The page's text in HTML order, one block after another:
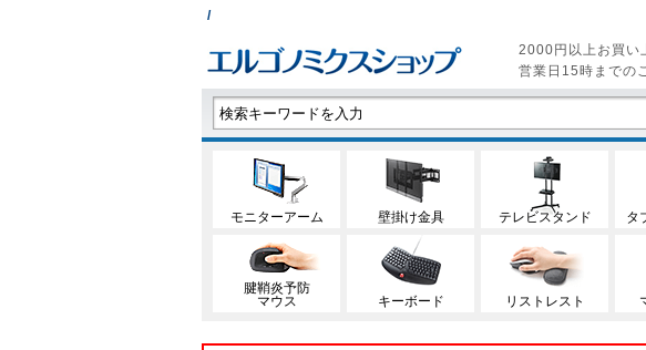
/
2000円以上お買い
営業日15時までの
モニターアーム 壁掛け金具 テレビスタンド タ
腱鞘炎予防
マウス
キーボード リストレスト